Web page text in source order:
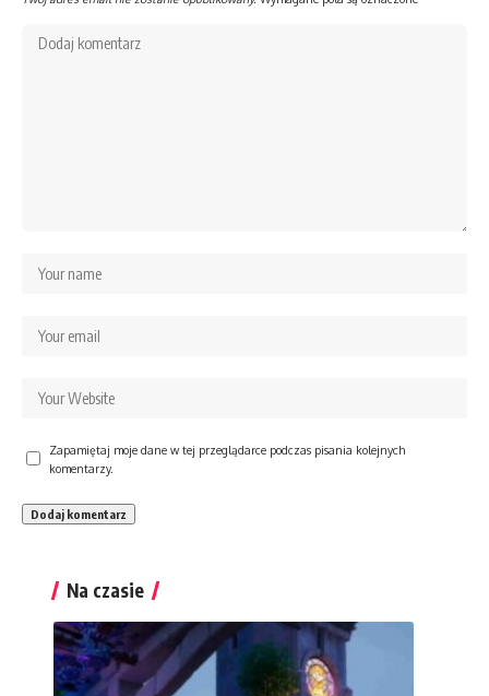
Zapamiętaj moje dane w tej przeglądarce podczas pisania kolejnych
komentarzy.
Na czasie